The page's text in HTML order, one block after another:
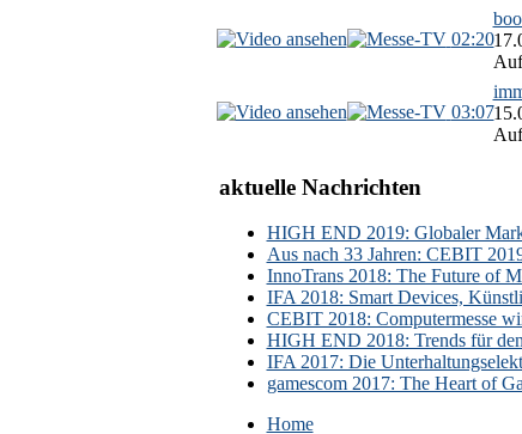
02:20
03:07
aktuelle Nachrichten
HIGH END 2019: Globaler
Aus nach 33 Jahren: CEBIT
InnoTrans 2018: The Future of
IFA 2018: Smart Devices,
CEBIT 2018: Computermesse
HIGH END 2018: Trends für
IFA 2017: Die
gamescom 2017: The Heart of
Home